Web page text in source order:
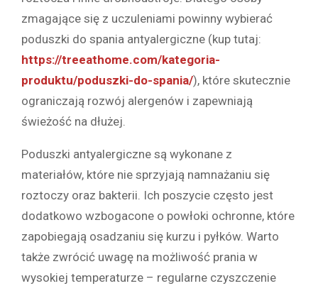
zmagające się z uczuleniami powinny wybierać
poduszki do spania antyalergiczne (kup tutaj:
https://treeathome.com/kategoria-
produktu/poduszki-do-spania/), które skutecznie
ograniczają rozwój alergenów i zapewniają
świeżość na dłużej.
Poduszki antyalergiczne są wykonane z
materiałów, które nie sprzyjają namnażaniu się
roztoczy oraz bakterii. Ich poszycie często jest
dodatkowo wzbogacone o powłoki ochronne, które
zapobiegają osadzaniu się kurzu i pyłków. Warto
także zwrócić uwagę na możliwość prania w
wysokiej temperaturze – regularne czyszczenie